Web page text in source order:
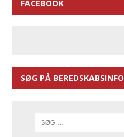
FACEBOOK
SØG PÅ BEREDSKABSINFO